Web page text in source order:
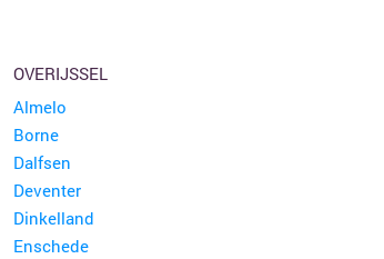
OVERIJSSEL
Almelo
Borne
Dalfsen
Deventer
Dinkelland
Enschede